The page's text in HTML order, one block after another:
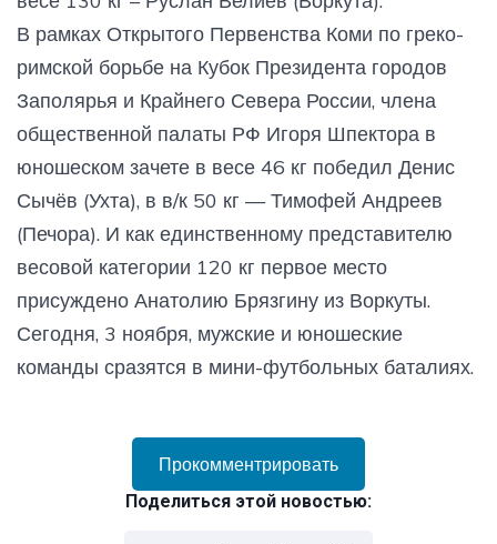
В рамках Открытого Первенства Коми по греко-
римской борьбе на Кубок Президента городов
Заполярья и Крайнего Севера России, члена
общественной палаты РФ Игоря Шпектора в
юношеском зачете в весе 46 кг победил Денис
Сычёв (Ухта), в в/к 50 кг — Тимофей Андреев
(Печора). И как единственному представителю
весовой категории 120 кг первое место
присуждено Анатолию Брязгину из Воркуты.
Сегодня, 3 ноября, мужские и юношеские
команды сразятся в мини-футбольных баталиях.
Прокомментрировать
Поделиться этой новостью: